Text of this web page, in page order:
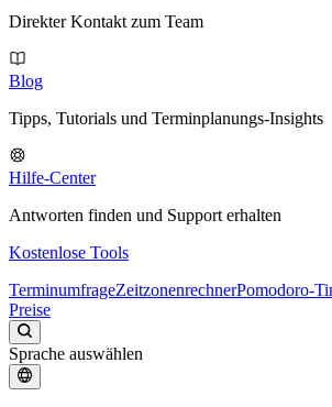
Direkter Kontakt zum Team
Blog
Tipps, Tutorials und Terminplanungs-Insights
Hilfe-Center
Antworten finden und Support erhalten
Kostenlose Tools
TerminumfrageZeitzonenrechnerPomodoro-
Preise
Sprache auswählen